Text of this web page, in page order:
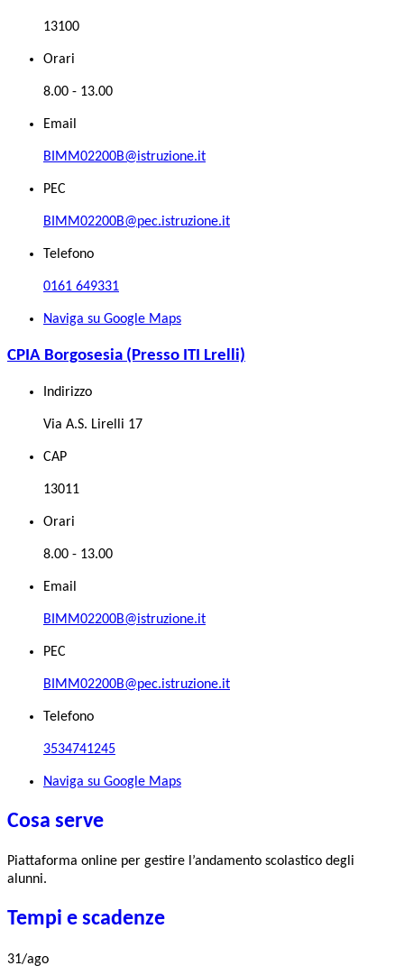
13100
Orari
8.00 - 13.00
Email
BIMM02200B@istruzione.it
PEC
BIMM02200B@pec.istruzione.it
Telefono
0161 649331
Naviga su Google Maps
CPIA Borgosesia (Presso ITI Lrelli)
Indirizzo
Via A.S. Lirelli 17
CAP
13011
Orari
8.00 - 13.00
Email
BIMM02200B@istruzione.it
PEC
BIMM02200B@pec.istruzione.it
Telefono
3534741245
Naviga su Google Maps
Cosa serve
Piattaforma online per gestire l’andamento scolastico degli
alunni.
Tempi e scadenze
31/ago